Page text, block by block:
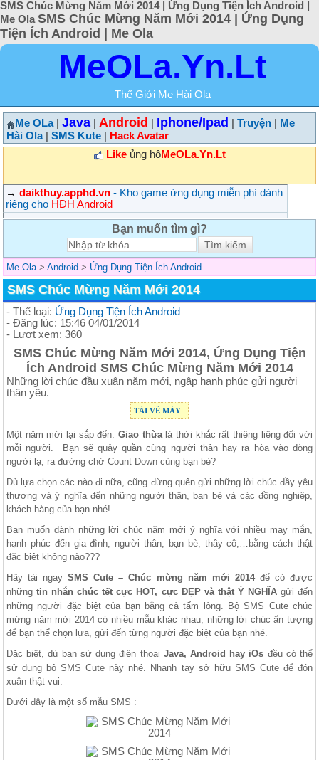
SMS Chúc Mừng Năm Mới 2014 | Ứng Dụng Tiện Ích Android |
Me Ola SMS Chúc Mừng Năm Mới 2014 | Ứng Dụng
Tiện Ích Android | Me Ola
MeOLa.Yn.Lt
Thế Giới Me Hài Ola
Me OLa| Java Android Iphone/Ipad Truyện
Me
Hài Ola| SMS Kute
Hack Avatar
Likeủng hộMeOLa.Yn.Lt
→ daikthuy.apphd.vn - Kho game ứng dụng miễn phí dành
riêng cho HĐH Android
Bạn muốn tìm gì?
Me Ola > Android > Ứng Dụng Tiện Ích Android
SMS Chúc Mừng Năm Mới 2014
- Thể loại: Ứng Dụng Tiện Ích Android
- Đăng lúc: 15:46 04/01/2014
- Lượt xem: 360
SMS Chúc Mừng Năm Mới 2014, Ứng Dụng Tiện
Ích Android SMS Chúc Mừng Năm Mới 2014
Những lời chúc đầu xuân năm mới, ngập hạnh phúc gửi người
thân yêu.
TẢI VỀ MÁY
Một năm mới lại sắp đến. Giao thừalà thời khắc rất thiêng liêng đối với
mỗi người. Bạn sẽ quây quần cùng người thân hay ra hòa vào dòng
người lạ, ra đường chờ Count Down cùng bạn bè?
Dù lựa chọn các nào đi nữa, cũng đừng quên gửi những lời chúc đầy yêu
thương và ý nghĩa đến những người thân, bạn bè và các đồng nghiệp,
khách hàng của bạn nhé!
Bạn muốn dành những lời chúc năm mới ý nghĩa với nhiều may mắn,
hạnh phúc đến gia đình, người thân, bạn bè, thầy cô,…bằng cách thật
đặc biệt không nào???
Hãy tải ngaySMS Cute – Chúc mừng năm mới 2014để có được
những tin nhắn chúc tết cực HOT, cực ĐẸP và thật Ý NGHĨAgửi đến
những người đặc biệt của bạn bằng cả tấm lòng. Bộ SMS Cute chúc
mừng năm mới 2014 có nhiều mẫu khác nhau, những lời chúc ấn tượng
để bạn thể chọn lựa, gửi đến từng người đặc biệt của bạn nhé.
Đặc biệt, dù bạn sử dụng điện thoại Java, Android hay iOs đều có thể
sử dụng bộ SMS Cute này nhé. Nhanh tay sở hữu SMS Cute để đón
xuân thật vui.
Dưới đây là một số mẫu SMS :